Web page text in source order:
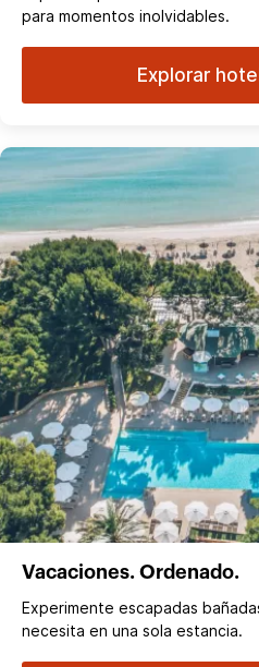
para momentos inolvidables.
Explorar
Vacaciones. Ordenado.
Experimente escapadas
necesita en una sola estancia.